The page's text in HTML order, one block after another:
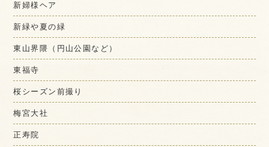
新婦様ヘア
新緑や夏の緑
東山界隈（円山公園など）
東福寺
桜シーズン前撮り
梅宮大社
正寿院